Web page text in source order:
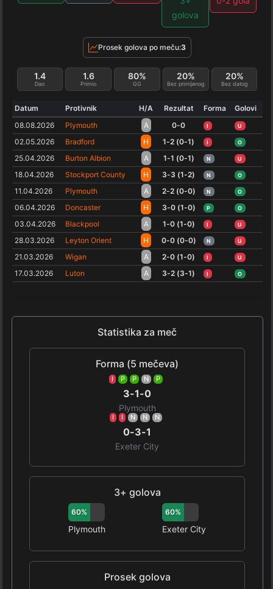
golova
Prosek golova po meču:3
Dao
1.4
Primio
1.6
GG
80%
Bez primljenog
20%
Bez datog
20%
Datum Protivnik H/A Rezultat Forma
Golovi
08.08.2026
Plymouth A 0-0 I U
02.05.2026 Bradford H 1-2 (0-1) I O
25.04.2026 Burton Albion A 1-1 (0-1) N U
18.04.2026 Stockport County H 3-3 (1-2) N O
11.04.2026 Plymouth A 2-2 (0-0) N O
06.04.2026 Doncaster H 3-0 (1-0) P O
03.04.2026 Blackpool A 1-0 (1-0) I U
28.03.2026 Leyton Orient H 0-0 (0-0) N U
21.03.2026 Wigan A 2-0 (1-0) I U
17.03.2026 Luton A 3-2 (3-1) I O
Statistika za meč
Forma (5 mečeva)
I P P N P
3-1-0
Plymouth
I I N N N
0-3-1
Exeter City
3+ golova
60%
Plymouth
60%
Exeter City
Prosek golova